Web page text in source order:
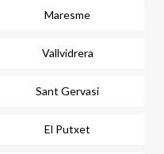
Maresme
Vallvidrera
Sant Gervasi
El Putxet